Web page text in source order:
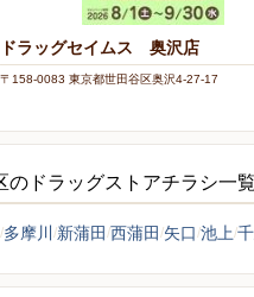
ドラッグセイムス 奥沢店
〒158-0083 東京都世田谷区奥沢4-27-17
のドラッグストアチラシ一覧
多摩川 新蒲田 西蒲田 矢口 池上